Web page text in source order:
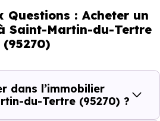
72.2 % d'actifs), 20.29 % de
et 22.84 % d'enfants. Un profil
directement sur la
et les typologies de biens les
Martin-du-Tertre (95270)
Questions : Acheter un
Saint-Martin-du-Tertre
(95270)
dans l’immobilier
du-Tertre (95270) ?